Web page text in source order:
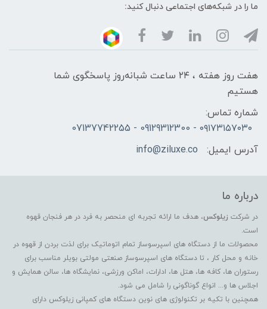
ما را در شبکه‌های اجتماعی دنبال کنید:
هفت روز هفته ، ۲۴ ساعت شبانه‌روز پاسخگوی شما
هستیم
شماره تماس:
۰۹۱۷۳۱۵۷۰۳۰ - 09129312300 - 07137742255
آدرس ایمیل:
info@ziluxe.co
درباره ما
در شرکت زیلوکس، هدف ما ارائه تجربه ای منحصر به فرد در هر فنجان قهوه
است.
محصولات ما از دستگاه های اسپرسوساز تمام اتوماتیک برای لذت بردن از قهوه در
خانه و محل کار ، تا دستگاه های اسپرسوساز صنعتی مولتی بویلر مناسب برای
رستوران ها، کافه ها، هتل ها، ادارات، اماکن ورزشی، نمایشگاه ها، سالن همایش و
اجلاس ها و... انواع گوناگونی را شامل می شود.
همچنین با تکیه بر تکنولوژی های نوین دستگاه های کمپانی زیلوکس دارای